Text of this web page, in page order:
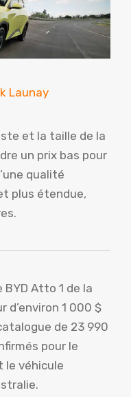
Launay
et la taille de la
un prix bas pour
qualité
plus étendue,
Atto 1 de la
d’environ 1 000 $
de 23 990
pour le
le véhicule